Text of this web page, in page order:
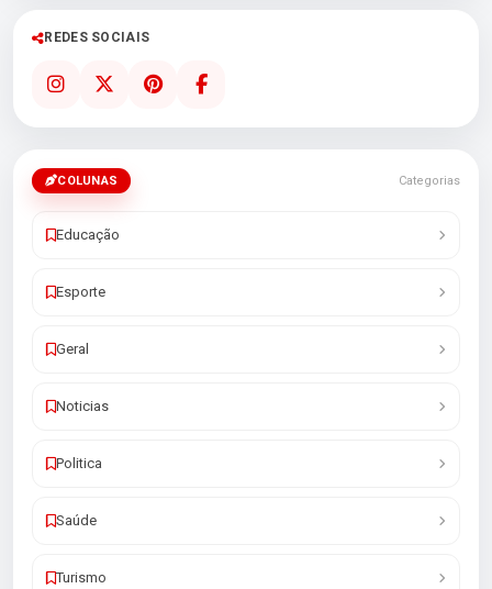
REDES SOCIAIS
COLUNAS Categorias
Educação
Esporte
Geral
Noticias
Politica
Saúde
Turismo